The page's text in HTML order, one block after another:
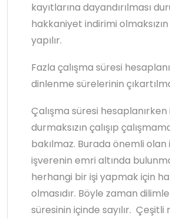
kayıtlarına dayandırılması
hakkaniyet indirimi
yapılır.
Fazla çalışma süresi
dinlenme sürelerinin
Çalışma süresi hesaplanırken
durmaksızın çalışıp
bakılmaz. Burada önemli olan
işverenin emri altında
herhangi bir işi yapmak için
olmasıdır. Böyle zaman
süresinin içinde sayılır.